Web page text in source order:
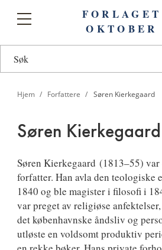
Toggle
FORLAGET
OKTOBER
Hjem Forfattere Søren Kierkegaard
Søren Kierkegaard
Søren
Kierkegaard
Søren Kierkegaard (1813–55)
forfatter. Han avla den teologiske
1840 og ble magister i filosofi i
var preget av religiøse
det københavnske åndsliv og
utløste en voldsomt produktiv